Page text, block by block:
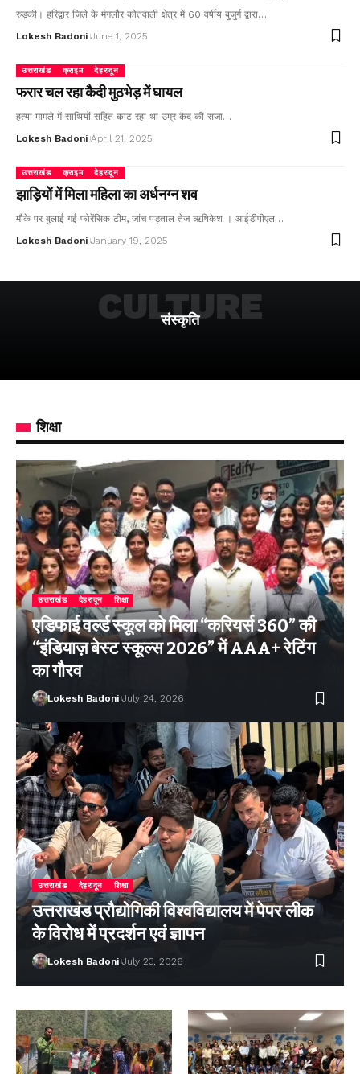
रुड़की। हरिद्वार जिले के मंगलौर कोतवाली क्षेत्र में 60 वर्षीय बुजुर्ग द्वारा…
Lokesh Badoni June 1, 2025
उत्तराखंड क्राइम देहरादून
फरार चल रहा कैदी मुठभेड़ में घायल
हत्या मामले में साथियों सहित काट रहा था उम्र कैद की सजा…
Lokesh Badoni April 21, 2025
उत्तराखंड क्राइम देहरादून
झाड़ियों में मिला महिला का अर्धनग्न शव
मौके पर बुलाई गई फोरेंसिक टीम, जांच पड़ताल तेज ऋषिकेश । आईडीपीएल…
Lokesh Badoni January 19, 2025
संस्कृति
CULTURE
शिक्षा
उत्तराखंड देहरादून शिक्षा
एडिफाई वर्ल्ड स्कूल को मिला “करियर्स 360” की
“इंडियाज़ बेस्ट स्कूल्स 2026” में AAA+ रेटिंग
का गौरव
Lokesh Badoni July 24, 2026
उत्तराखंड देहरादून शिक्षा
उत्तराखंड प्रौद्योगिकी विश्वविद्यालय में पेपर लीक
के विरोध में प्रदर्शन एवं ज्ञापन
Lokesh Badoni July 23, 2026